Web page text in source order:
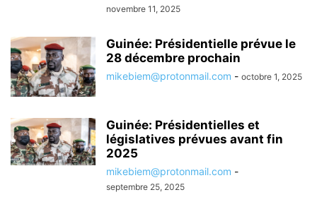
novembre 11, 2025
Guinée: Présidentielle prévue le
28 décembre prochain
mikebiem@protonmail.com - octobre 1, 2025
Guinée: Présidentielles et
législatives prévues avant fin
2025
mikebiem@protonmail.com -
septembre 25, 2025